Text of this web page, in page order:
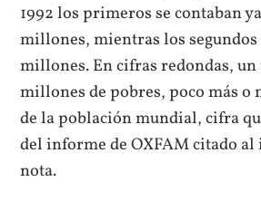
1992 los primeros se contaban
millones, mientras los
millones. En cifras redondas,
millones de pobres, poco más o
de la población mundial, cifra
del informe de OXFAM citado al
nota.